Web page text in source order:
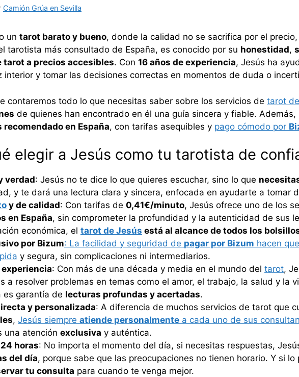
Camión Grúa en Sevilla
un tarot barato y bueno, donde la calidad no se sacrifica por el precio,
tarotista más consultado de España, es conocido por su honestidad,
tarot a precios accesibles. Con 16 años de experiencia, Jesús ha
interior y tomar las decisiones correctas en momentos de duda o
contaremos todo lo que necesitas saber sobre los servicios de tarot
de quienes han encontrado en él una guía sincera y fiable. Además,
recomendado en España, con tarifas asequibles y pago cómodo por
elegir a Jesús como tu tarotista de
verdad: Jesús no te dice lo que quieres escuchar, sino lo que
y te dará una lectura clara y sincera, enfocada en ayudarte a tomar
y de calidad: Con tarifas de 0,41€/minuto, Jesús ofrece uno de los
en España, sin comprometer la profundidad y la autenticidad de sus
económica, el tarot de Jesús está al alcance de todos los
por Bizum: La facilidad y seguridad de pagar por Bizum hacen
y segura, sin complicaciones ni intermediarios.
experiencia: Con más de una década y media en el mundo del tarot,
a resolver problemas en temas como el amor, el trabajo, la salud y la
es garantía de lecturas profundas y acertadas.
y personalizada: A diferencia de muchos servicios de tarot que
, Jesús siempre atiende personalmente a cada uno de sus
una atención exclusiva y auténtica.
horas: No importa el momento del día, si necesitas respuestas,
del día, porque sabe que las preocupaciones no tienen horario. Y si
tu consulta para cuando te venga mejor.